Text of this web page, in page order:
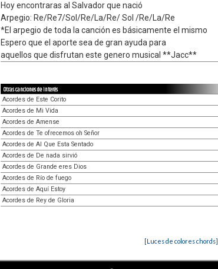
Hoy encontraras al Salvador que nació
Arpegio: Re/Re7/Sol/Re/La/Re/ Sol /Re/La/Re
*El arpegio de toda la canción es básicamente el mismo
Espero que el aporte sea de gran ayuda para
aquellos que disfrutan este genero musical **Jacc**
Otras canciones de interés
Acordes de Este Corito
Acordes de Mi Vida
Acordes de Amense
Acordes de Te ofrecemos oh Señor
Acordes de Al Que Esta Sentado
Acordes de De nada sirvió
Acordes de Grande eres Dios
Acordes de Río de fuego
Acordes de Aquí Estoy
Acordes de Rey de Gloria
[Luces de colores chords]